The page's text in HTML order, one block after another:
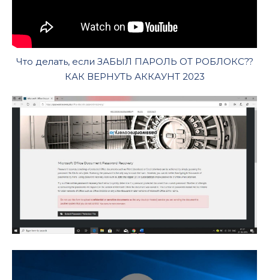
Что делать, если ЗАБЫЛ ПАРОЛЬ ОТ РОБЛОКС??
КАК ВЕРНУТЬ АККАУНТ 2023